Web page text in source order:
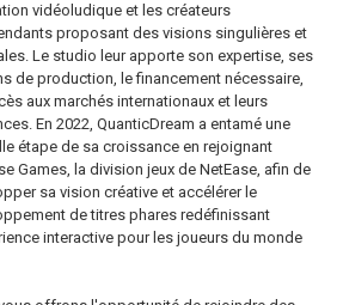
vidéoludique et les créateurs
proposant des visions singulières et
Le studio leur apporte son expertise, ses
de production, le financement nécessaire,
aux marchés internationaux et leurs
En 2022, QuanticDream a entamé une
étape de sa croissance en rejoignant
Games, la division jeux de NetEase, afin de
sa vision créative et accélérer le
de titres phares redéfinissant
interactive pour les joueurs du monde